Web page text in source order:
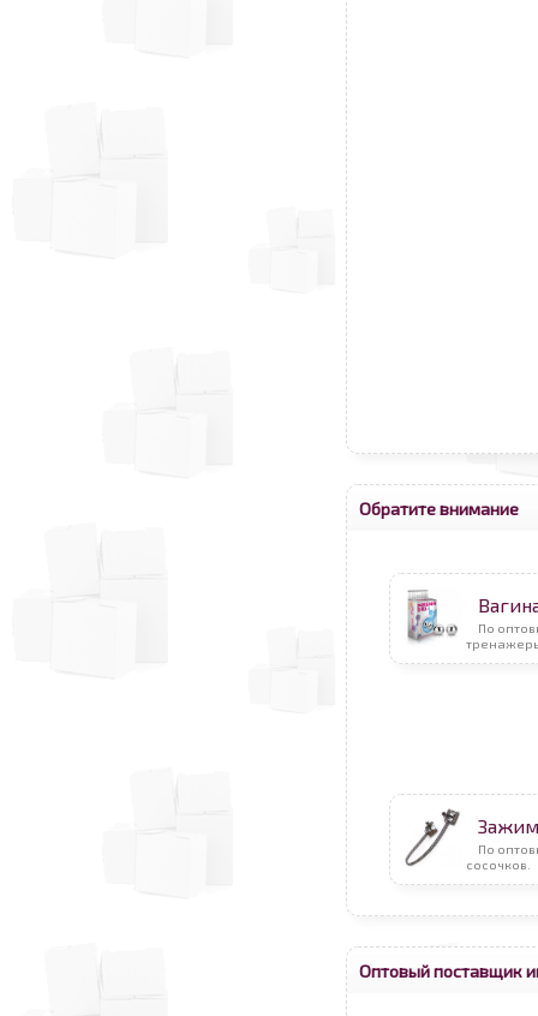
Обратите внимание
По
По
сосочков.
Оптовый поставщик